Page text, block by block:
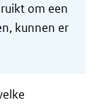
om een
kunnen er